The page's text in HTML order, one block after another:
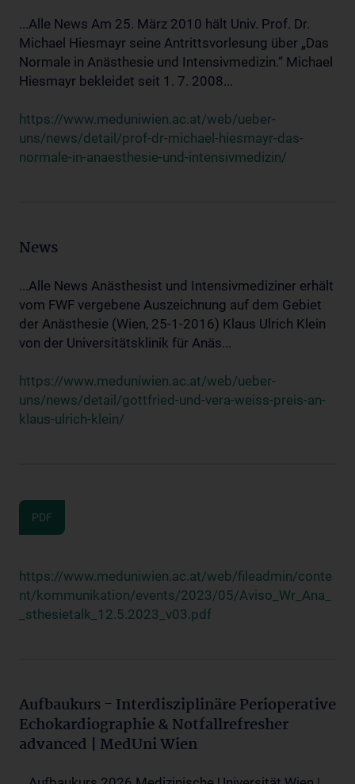
...Alle News Am 25. März 2010 hält Univ. Prof. Dr.
Michael Hiesmayr seine Antrittsvorlesung über „Das
Normale in Anästhesie und Intensivmedizin.“ Michael
Hiesmayr bekleidet seit 1. 7. 2008...
https://www.meduniwien.ac.at/web/ueber-
uns/news/detail/prof-dr-michael-hiesmayr-das-
normale-in-anaesthesie-und-intensivmedizin/
News
...Alle News Anästhesist und Intensivmediziner erhält
vom FWF vergebene Auszeichnung auf dem Gebiet
der Anästhesie (Wien, 25-1-2016) Klaus Ulrich Klein
von der Universitätsklinik für Anäs...
https://www.meduniwien.ac.at/web/ueber-
uns/news/detail/gottfried-und-vera-weiss-preis-an-
klaus-ulrich-klein/
PDF
https://www.meduniwien.ac.at/web/fileadmin/conte
nt/kommunikation/events/2023/05/Aviso_Wr_Ana_
_sthesietalk_12.5.2023_v03.pdf
Aufbaukurs - Interdisziplinäre Perioperative
Echokardiographie & Notfallrefresher
advanced | MedUni Wien